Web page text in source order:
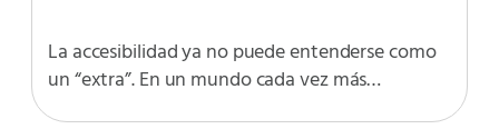
La accesibilidad ya no puede entenderse como
un “extra”. En un mundo cada vez más…